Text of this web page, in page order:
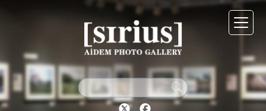
Twitter Facebook
シリウスについて
展示スケジュール